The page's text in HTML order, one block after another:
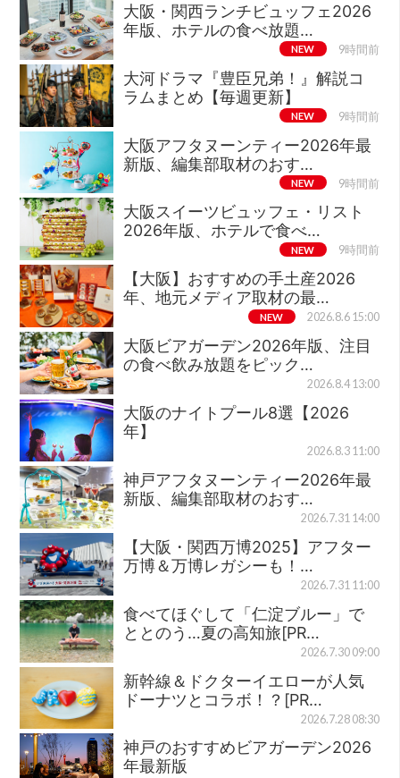
大阪・関西ランチビュッフェ2026
年版、ホテルの食べ放題…
NEW 9時間前
大河ドラマ『豊臣兄弟！』解説コ
ラムまとめ【毎週更新】
NEW 9時間前
大阪アフタヌーンティー2026年最
新版、編集部取材のおす…
NEW 9時間前
大阪スイーツビュッフェ・リスト
2026年版、ホテルで食べ…
NEW 9時間前
【大阪】おすすめの手土産2026
年、地元メディア取材の最…
NEW 2026.8.6 15:00
大阪ビアガーデン2026年版、注目
の食べ飲み放題をピック…
2026.8.4 13:00
大阪のナイトプール8選【2026
年】
2026.8.3 11:00
神戸アフタヌーンティー2026年最
新版、編集部取材のおす…
2026.7.31 14:00
【大阪・関西万博2025】アフター
万博＆万博レガシーも！…
2026.7.31 11:00
食べてほぐして「仁淀ブルー」で
ととのう…夏の高知旅[PR…
2026.7.30 09:00
新幹線＆ドクターイエローが人気
ドーナツとコラボ！？[PR…
2026.7.28 08:30
神戸のおすすめビアガーデン2026
年最新版